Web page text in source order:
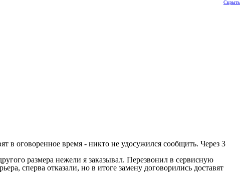
Скрыть
в оговоренное время - никто не удосужился сообщить. Через 3
размера нежели я заказывал. Перезвонил в сервисную
сперва отказали, но в итоге замену договорились доставят